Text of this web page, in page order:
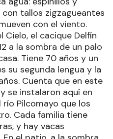
tallos zigzagueantes
con el viento.
Cielo, el cacique Delfín
a la sombra de un palo
Tiene 70 años y un
su segunda lengua y la
Cuenta que en este
se instalaron aquí en
Pilcomayo que los
Cada familia tiene
y hay vacas